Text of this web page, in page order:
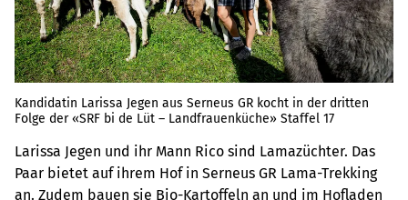
Kandidatin Larissa Jegen aus Serneus GR kocht in der dritten
Folge der «SRF bi de Lüt – Landfrauenküche» Staffel 17
Larissa Jegen und ihr Mann Rico sind Lamazüchter. Das
Paar bietet auf ihrem Hof in Serneus GR Lama-Trekking
an. Zudem bauen sie Bio-Kartoffeln an und im Hofladen